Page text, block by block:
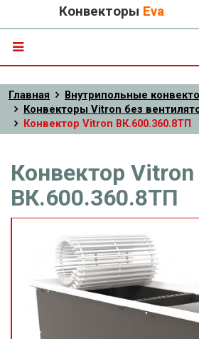
Конвекторы Eva
Главная
Внутрипольные
Конвекторы Vitron без
Конвектор Vitron ВК.600.360.8ТП
Конвектор Vitron
ВК.600.360.8ТП